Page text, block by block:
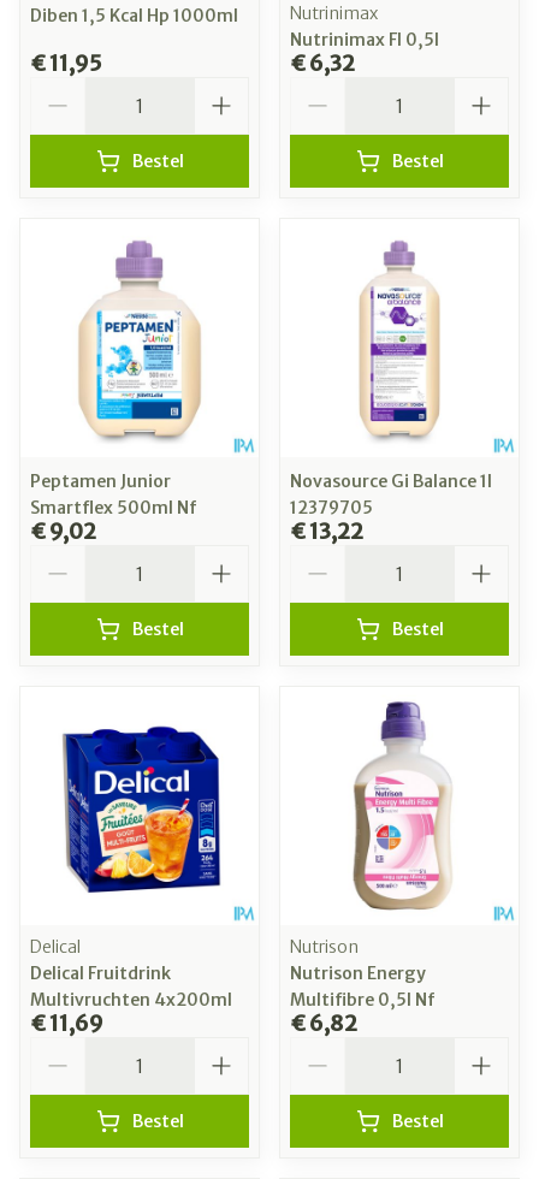
Diben 1,5 Kcal Hp 1000ml
€ 11,95
Bestel
Nutrinimax
Nutrinimax Fl 0,5l
€ 6,32
Bestel
Peptamen Junior
Smartflex 500ml Nf
€ 9,02
Bestel
Novasource Gi Balance 1l
12379705
€ 13,22
Bestel
Delical
Delical Fruitdrink
Multivruchten 4x200ml
€ 11,69
Bestel
Nutrison
Nutrison Energy
Multifibre 0,5l Nf
€ 6,82
Bestel